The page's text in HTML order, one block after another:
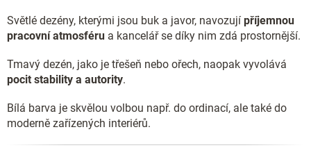
Světlé dezény, kterými jsou buk a javor, navozují příjemnou
pracovní atmosféru a kancelář se díky nim zdá prostornější.
Tmavý dezén, jako je třešeň nebo ořech, naopak vyvolává
pocit stability a autority.
Bílá barva je skvělou volbou např. do ordinací, ale také do
moderně zařízených interiérů.